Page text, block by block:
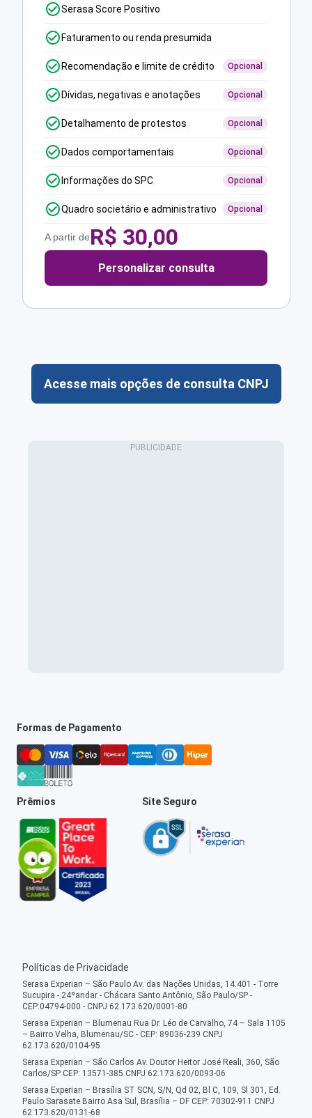
Serasa Score Positivo
Faturamento ou renda presumida
Recomendação e limite de crédito Opcional
Dívidas, negativas e anotações Opcional
Detalhamento de protestos Opcional
Dados comportamentais Opcional
Informações do SPC Opcional
Quadro societário e administrativo Opcional
A partir deR$ 30,00
Personalizar consulta
Acesse mais opções de consulta CNPJ
Formas de Pagamento
Prêmios Site Seguro
Políticas de Privacidade
Serasa Experian – São Paulo Av. das Nações Unidas, 14.401 - Torre
Sucupira - 24ºandar - Chácara Santo Antônio, São Paulo/SP -
CEP:04794-000 - CNPJ 62.173.620/0001-80
Serasa Experian – Blumenau Rua Dr. Léo de Carvalho, 74 – Sala 1105
– Bairro Velha, Blumenau/SC - CEP: 89036-239 CNPJ
62.173.620/0104-95
Serasa Experian – São Carlos Av. Doutor Heitor José Reali, 360, São
Carlos/SP CEP: 13571-385 CNPJ 62.173.620/0093-06
Serasa Experian – Brasília ST SCN, S/N, Qd 02, Bl C, 109, Sl 301, Ed.
Paulo Sarasate Bairro Asa Sul, Brasília – DF CEP: 70302-911 CNPJ
62.173.620/0131-68